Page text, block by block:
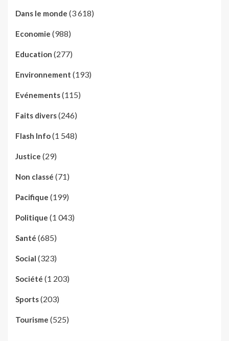
Dans le monde (3 618)
Economie (988)
Education (277)
Environnement (193)
Evénements(115)
Faits divers(246)
Flash Info(1 548)
Justice (29)
Non classé (71)
Pacifique (199)
Politique (1 043)
Santé (685)
Social (323)
Société (1 203)
Sports(203)
Tourisme (525)